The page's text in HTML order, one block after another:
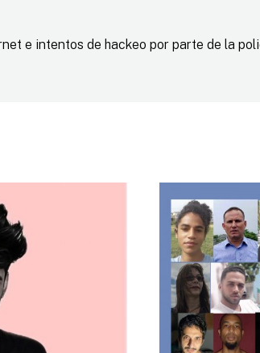
e intentos de hackeo por parte de la